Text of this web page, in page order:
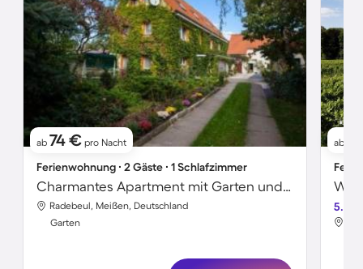
ab 74 € pro Nacht
Ferienwohnung ∙ 2 Gäste ∙ 1 Schlafzimmer
Charmantes Apartment mit Garten und Terrasse
Radebeul, Meißen, Deutschland
Garten
ab
5.0